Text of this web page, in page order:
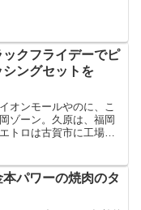
見かける...
クフライデーでピ
ングセットを
オンモールやのに、こ
ゾーン。久原は、福岡
トロは古賀市に工場あ
買って帰りました。オ
ング１本...
パワーの焼肉のタ